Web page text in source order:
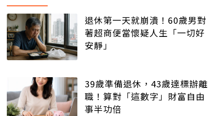
退休第一天就崩潰！60歲男對
著超商便當懷疑人生「一切好
安靜」
39歲準備退休，43歲達標辦離
職！算對「這數字」財富自由
事半功倍